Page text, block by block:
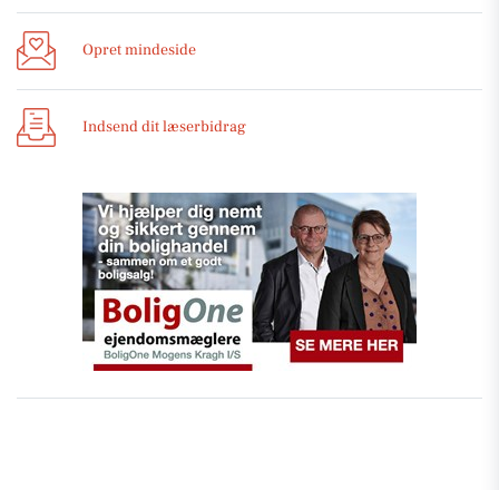
Opret mindeside
Indsend dit læserbidrag